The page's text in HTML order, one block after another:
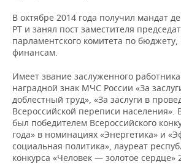
В октябре 2014 года получил мандат
РТ и занял пост заместителя
парламентского комитета по бюджету,
финансам.
Имеет звание заслуженного
наградной знак МЧС России «За
доблестный труд», «За заслуги в
Всероссийской переписи населения».
был победителем Всероссийского
года» в номинациях «Энергетика» и
социальная политика», лауреат
конкурса «Человек — золотое сердце»